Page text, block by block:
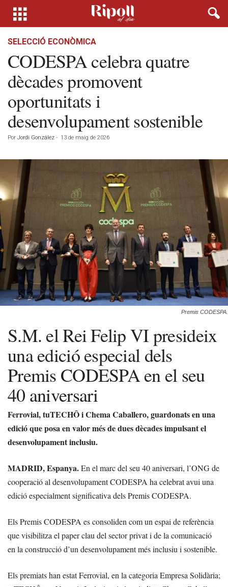
SELECCIÓ ECONÒMICA
CODESPA celebra quatre
dècades promovent
oportunitats i
desenvolupament sostenible
Por Jordi González - 13 de maig de 2026
Premis CODESPA.
S.M. el Rei Felip VI presideix
una edició especial dels
Premis CODESPA en el seu
40 aniversari
Ferrovial, tuTECHÔ i Chema Caballero, guardonats en una
edició que posa en valor més de dues dècades impulsant el
desenvolupament inclusiu.
MADRID, Espanya.En el marc del seu 40 aniversari, l’ONG de
cooperació al desenvolupament CODESPA ha celebrat avui una
edició especialment significativa dels Premis CODESPA.
Els Premis CODESPA es consoliden com un espai de referència
que visibilitza el paper clau del sector privat i de la comunicació
en la construcció d’un desenvolupament més inclusiu i sostenible.
Els premiats han estat Ferrovial, en la categoria Empresa Solidària;